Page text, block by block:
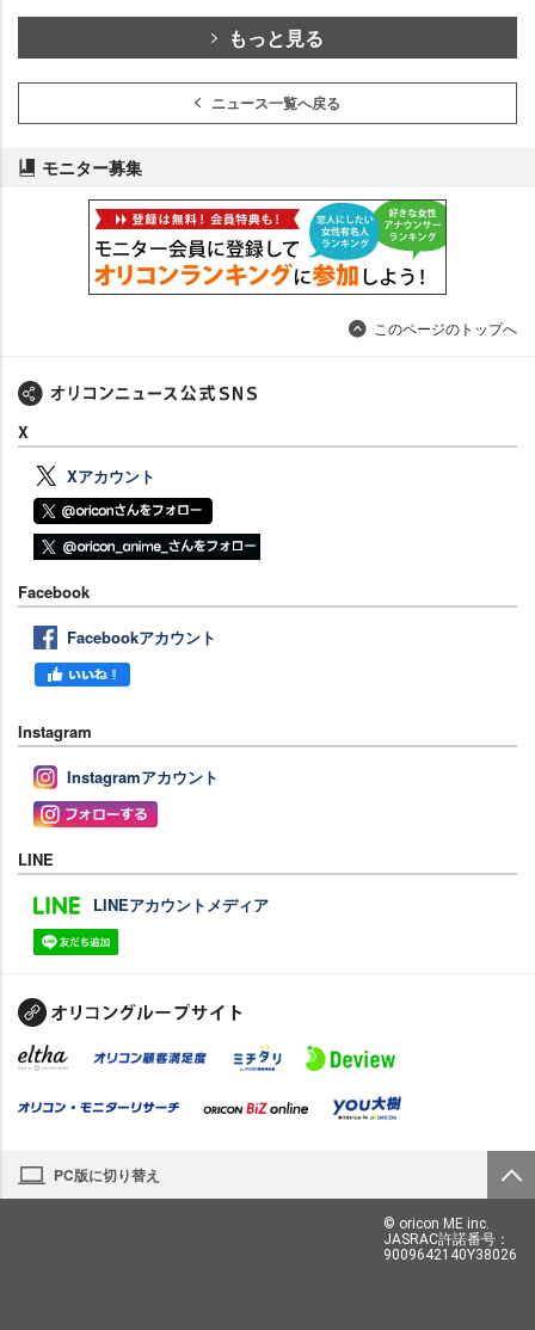
もっと見る
ニュース一覧へ戻る
モニター募集
このページのトップへ
X
Xアカウント
Facebook
Facebookアカウント
Instagram
Instagramアカウント
LINE
LINEアカウントメディア
PC版に切り替え
© oricon ME inc.
JASRAC許諾番号：
9009642140Y38026